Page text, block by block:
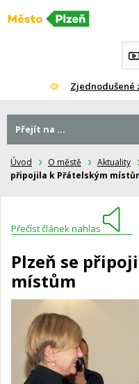
Přeskočit
Zjednodušené
Úvod O městě Aktuality
připojila k Přátelským
Přečíst článek nahlas
Plzeň se
místům
Přejít na ...